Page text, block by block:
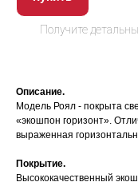
Описание.
Модель Роял - покрыта
«экошпон горизонт».
выраженная
Покрытие.
Высококачественный